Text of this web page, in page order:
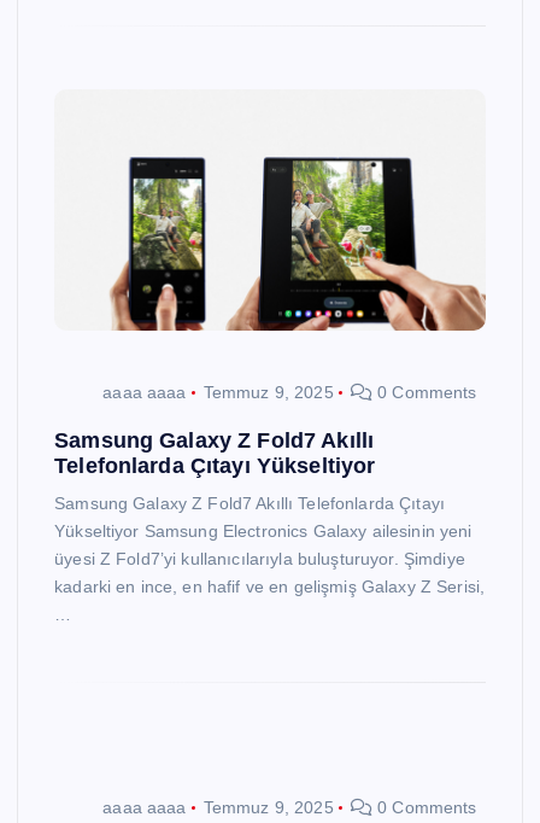
aaaa aaaa Temmuz 9, 2025 0 Comments
Samsung Galaxy Z Fold7 Akıllı
Telefonlarda Çıtayı Yükseltiyor
Samsung Galaxy Z Fold7 Akıllı Telefonlarda Çıtayı
Yükseltiyor Samsung Electronics Galaxy ailesinin yeni
üyesi Z Fold7’yi kullanıcılarıyla buluşturuyor. Şimdiye
kadarki en ince, en hafif ve en gelişmiş Galaxy Z Serisi,
aaaa aaaa Temmuz 9, 2025 0 Comments